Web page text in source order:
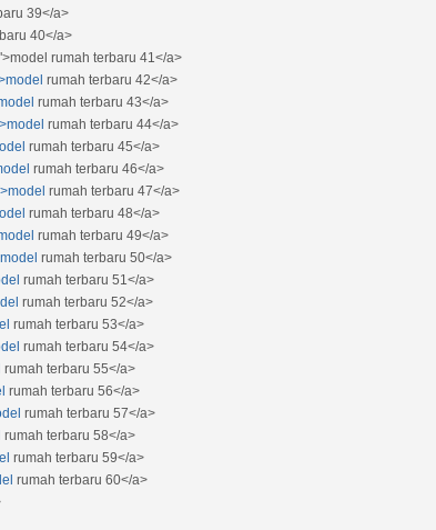
39</a>
40</a>
rumah terbaru 41</a>
rumah terbaru 42</a>
rumah terbaru 43</a>
rumah terbaru 44</a>
rumah terbaru 45</a>
rumah terbaru 46</a>
rumah terbaru 47</a>
rumah terbaru 48</a>
rumah terbaru 49</a>
rumah terbaru 50</a>
rumah terbaru 51</a>
rumah terbaru 52</a>
rumah terbaru 53</a>
rumah terbaru 54</a>
rumah terbaru 55</a>
rumah terbaru 56</a>
rumah terbaru 57</a>
rumah terbaru 58</a>
rumah terbaru 59</a>
rumah terbaru 60</a>